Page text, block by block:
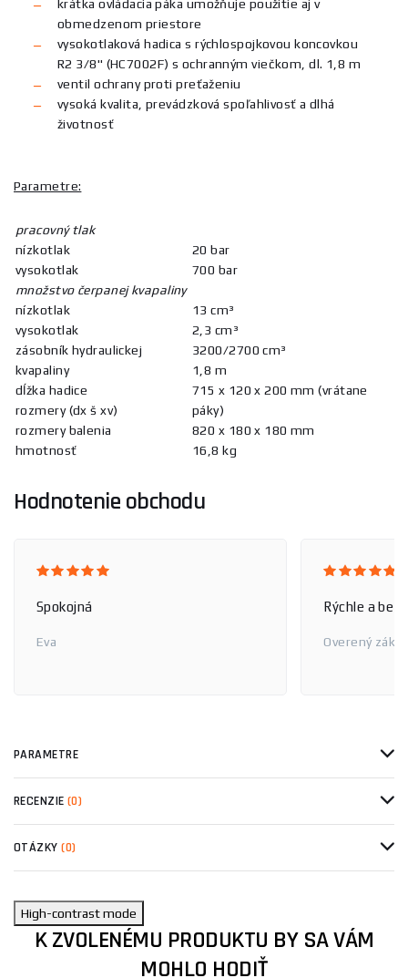
krátka ovládacia páka umožňuje použitie aj v
obmedzenom priestore
vysokotlaková hadica s rýchlospojkovou koncovkou
R2 3/8" (HC7002F) s ochranným viečkom, dl. 1,8 m
ventil ochrany proti preťaženiu
vysoká kvalita, prevádzková spoľahlivosť a dlhá
životnosť
Parametre:
pracovný tlak
nízkotlak
vysokotlak
množstvo čerpanej kvapaliny
nízkotlak
vysokotlak
zásobník hydraulickej
kvapaliny
dĺžka hadice
rozmery (dx š xv)
rozmery balenia
hmotnosť
20 bar
700 bar
13 cm³
2,3 cm³
3200/2700 cm³
1,8 m
715 x 120 x 200 mm (vrátane
páky)
820 x 180 x 180 mm
16,8 kg
Hodnotenie obchodu
Spokojná
Eva
Rýchle a
Overený
PARAMETRE
RECENZIE (0)
OTÁZKY(0)
High-contrast mode
K ZVOLENÉMU PRODUKTU BY SA VÁM
MOHLO HODIŤ